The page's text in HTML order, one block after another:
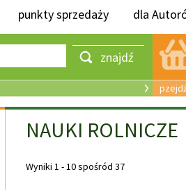
punkty sprzedaży dla
znajdź
NAUKI ROLNICZE
Wyniki 1 - 10 spośród 37